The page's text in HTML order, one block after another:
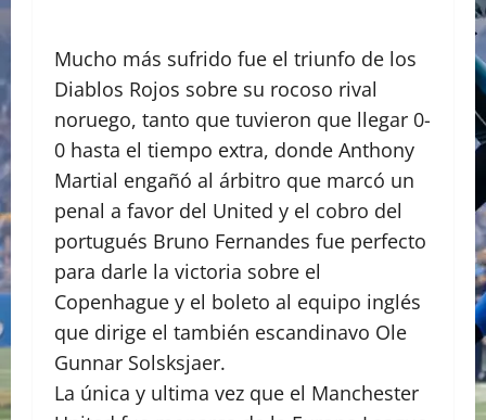
Mucho más sufrido fue el triunfo de los
Diablos Rojos sobre su rocoso rival
noruego, tanto que tuvieron que llegar 0-
0 hasta el tiempo extra, donde Anthony
Martial engañó al árbitro que marcó un
penal a favor del United y el cobro del
portugués Bruno Fernandes fue perfecto
para darle la victoria sobre el
Copenhague y el boleto al equipo inglés
que dirige el también escandinavo Ole
Gunnar Solsksjaer.
La única y ultima vez que el Manchester